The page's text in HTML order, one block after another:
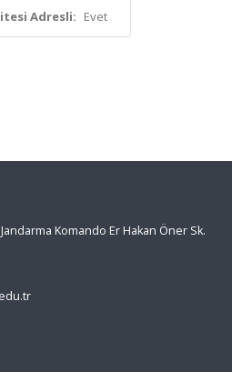
Adresli: Evet
Komando Er Hakan Öner Sk.